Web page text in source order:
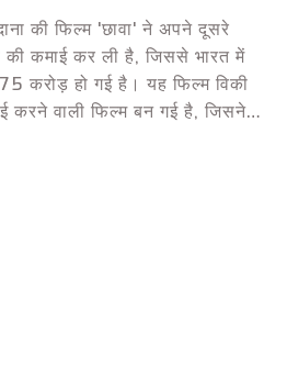
की फिल्म 'छावा' ने अपने दूसरे
कमाई कर ली है, जिससे भारत में
करोड़ हो गई है। यह फिल्म विकी
करने वाली फिल्म बन गई है, जिसने
लैक्समण उतेकर ने किया है।